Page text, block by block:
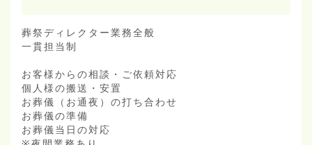
葬祭ディレクター業務全般
一貫担当制
お客様からの相談・ご依頼対応
個人様の搬送・安置
お葬儀（お通夜）の打ち合わせ
お葬儀の準備
お葬儀当日の対応